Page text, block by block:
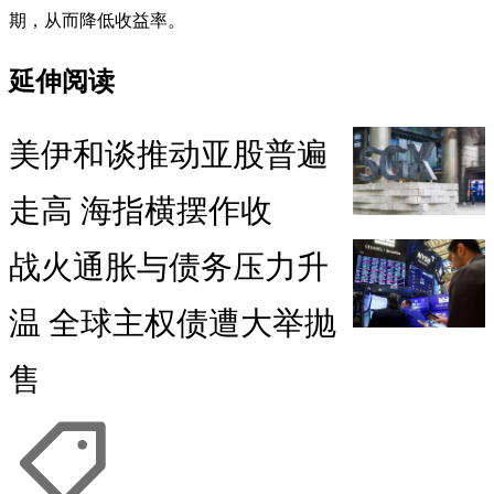
期，从而降低收益率。
延伸阅读
美伊和谈推动亚股普遍
走高 海指横摆作收
战火通胀与债务压力升
温 全球主权债遭大举抛
售